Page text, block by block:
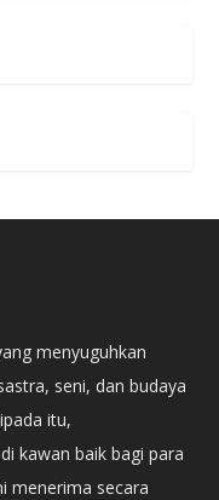
menyuguhkan
seni, dan budaya
itu,
kawan baik bagi para
menerima secara